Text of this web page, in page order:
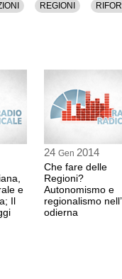
durata di 7 ore e 10 minuti.
REGIONI
e
Il
24 Gen 2014
Che fare delle
Regioni?
Autonomismo e
regionalismo
odierna